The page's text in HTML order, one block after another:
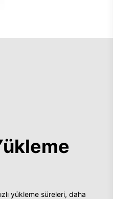
yükleme süreleri, daha